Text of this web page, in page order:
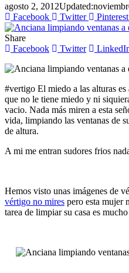
agosto 2, 2012Updated:
Facebook
Twitter Pinterest
Share
Facebook
Twitter
#vertigo El miedo a las alturas
que no le tiene miedo y ni
vacio. Nada más miren a esta
vida, limpiando las ventanas de
de altura.
A mi me entran sudores frios
Hemos visto unas imágenes de
vértigo no mires pero esta mujer
tarea de limpiar su casa es